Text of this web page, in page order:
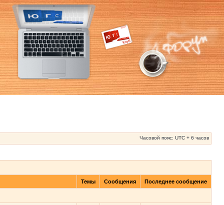
Часовой пояс: UTC + 6 часов
Темы Сообщения Последнее сообщение